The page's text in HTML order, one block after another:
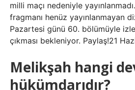
milli maçı nedeniyle
fragmanı henüz yayınlanmayan
Pazartesi günü 60. bölümüyle
çıkması bekleniyor. Paylaş!21
Melikşah hangi
hükümdarıdır?